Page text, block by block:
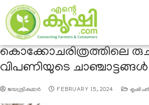
കൊക്കോചരിത്രത്തിലെ
വിപണിയുടെ ചാഞ്ചാട്ടങ്ങള്‍
ജയശ്രീകുമാര്‍ FEBRUARY 15, 2024